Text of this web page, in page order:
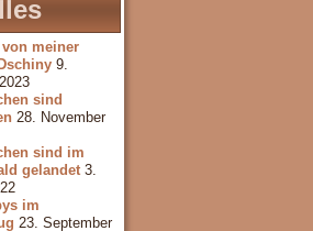
meiner
9.
sind
28. November
sind im
gelandet 3.
im
23. September